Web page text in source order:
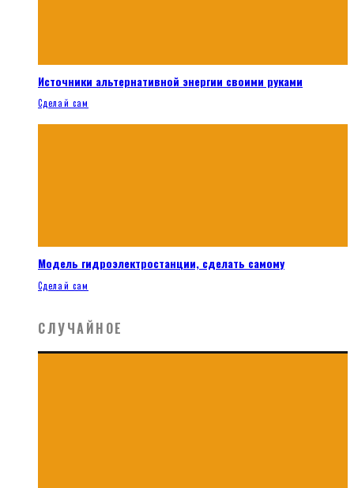
Источники альтернативной энергии своими руками
Сделай сам
Модель гидроэлектростанции, сделать самому
Сделай сам
СЛУЧАЙНОЕ